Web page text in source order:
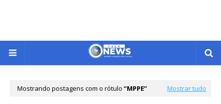
Mostrando postagens com o rótulo MPPE Mostrar tudo